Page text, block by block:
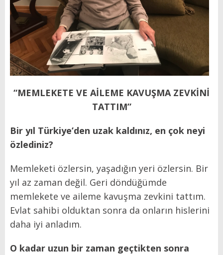
“MEMLEKETE VE AİLEME KAVUŞMA ZEVKİNİ
TATTIM”
Bir yıl Türkiye’den uzak kaldınız, en çok neyi
özlediniz?
Memleketi özlersin, yaşadığın yeri özlersin. Bir
yıl az zaman değil. Geri döndüğümde
memlekete ve aileme kavuşma zevkini tattım.
Evlat sahibi olduktan sonra da onların hislerini
daha iyi anladım.
O kadar uzun bir zaman geçtikten sonra